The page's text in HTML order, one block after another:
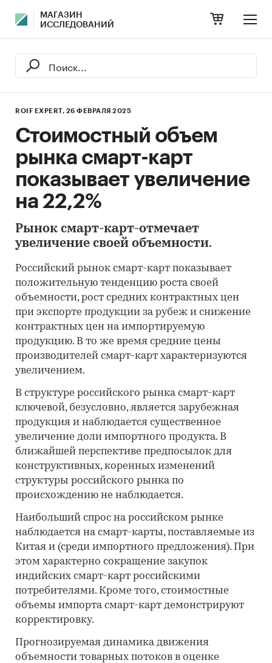
МАГАЗИН
ИССЛЕДОВАНИЙ
ROIF EXPERT, 26 ФЕВРАЛЯ 2025
Стоимостный объем
рынка смарт-карт
показывает увеличение
на 22,2%
Рынок смарт-карт-отмечает
увеличение своей объемности.
Российский рынок смарт-карт показывает
положительную тенденцию роста своей
объемности, рост средних контрактных цен
при экспорте продукции за рубеж и снижение
контрактных цен на импортируемую
продукцию. В то же время средние цены
производителей смарт-карт характеризуются
увеличением.
В структуре российского рынка смарт-карт
ключевой, безусловно, является зарубежная
продукция и наблюдается существенное
увеличение доли импортного продукта. В
ближайшей перспективе предпосылок для
конструктивных, коренных изменений
структуры российского рынка по
происхождению не наблюдается.
Наибольший спрос на российском рынке
наблюдается на смарт-карты, поставляемые из
Китая и (среди импортного предложения). При
этом характерно сокращение закупок
индийских смарт-карт российскими
потребителями. Кроме того, стоимостные
объемы импорта смарт-карт демонстрируют
корректировку.
Прогнозируемая динамика движения
объемности товарных потоков в оценке